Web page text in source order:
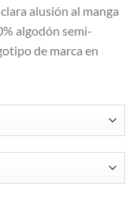
alusión al manga
algodón semi-
de marca en